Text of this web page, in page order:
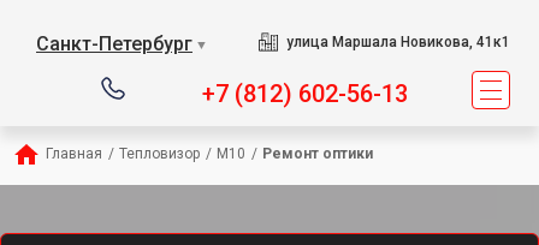
Санкт-Петербург ▼ улица Маршала Новикова, 41к1
+7 (812) 602-56-13
Главная / Тепловизор / M10 / Ремонт оптики